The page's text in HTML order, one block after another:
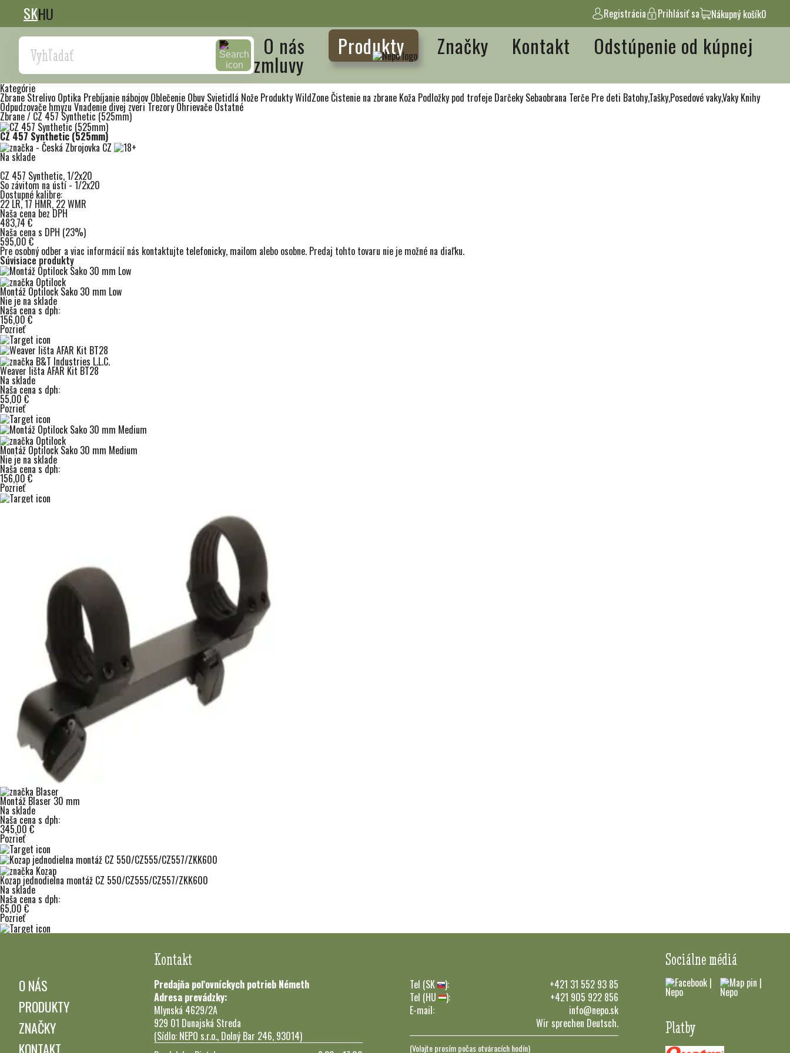
SKHU Registrácia Prihlásiť sa Nákupný košík0
Search O nás Produkty Značky Kontakt Odstúpenie od kúpnej
zmluvy
Kategórie
Zbrane Strelivo Optika Prebíjanie nábojov Oblečenie Obuv Svietidlá Nože Produkty WildZoneČistenie na zbrane Koža Podložky pod trofeje Darčeky Sebaobrana Terče Pre deti Batohy,Tašky,Posedové vaky,Vaky Knihy
Odpudzovače hmyzu Vnadenie divej zveri Trezory Ohrievače Ostatné
Zbrane/ CZ 457 Synthetic (525mm)
CZ 457 Synthetic (525mm)
Na sklade
CZ 457 Synthetic, 1/2x20
So závitom na ústí - 1/2x20
Dostupné kalibre:
22 LR, 17 HMR, 22 WMR
Naša cena bez DPH
483,74 €
Naša cena s DPH (23%)
595,00 €
Pre osobný odber a viac informácií nás kontaktujte telefonicky, mailom alebo osobne. Predaj tohto tovaru nie je možné na diaľku.
Súvisiace produkty
Montáž Optilock Sako 30 mm Low
Nie je na sklade
Naša cena s dph:
156,00 €
Pozrieť
Weaver lišta AFAR Kit BT28
Na sklade
Naša cena s dph:
55,00 €
Pozrieť
Montáž Optilock Sako 30 mm Medium
Nie je na sklade
Naša cena s dph:
156,00 €
Pozrieť
Montáž Blaser 30 mm
Na sklade
Naša cena s dph:
345,00 €
Pozrieť
Kozap jednodielna montáž CZ 550/CZ555/CZ557/ZKK600
Na sklade
Naša cena s dph:
65,00 €
Pozrieť
O NÁS
PRODUKTY
ZNAČKY
KONTAKT
Kontakt
Predajňa poľovníckych potrieb Németh
Adresa prevádzky:
Mlynská 4629/2A
929 01 Dunajská Streda
(Sídlo: NEPO s.r.o., Dolný Bar 246, 93014)
Tel (SK ):
+421 31 552 93 85
Tel (HU
):
+421 905 922 856
E-mail:
info@nepo.sk
Wir sprechen Deutsch.
(Volajte prosím počas otváracích hodín)
Sociálne médiá
Platby